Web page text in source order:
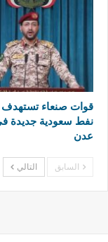
قوات صنعاء تستهدف
نفط سعودية جديدة
عدن
السابق التالي